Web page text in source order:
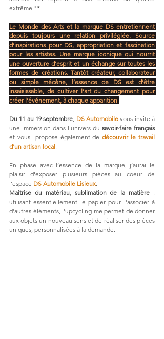
extrême."*
Le Monde des Arts et la marque DS entretiennent
depuis toujours une relation privilégiée. Source
d’inspirations pour DS, appropriation et fascination
pour les artistes. Une marque iconique qui nourrit
une ouverture d’esprit et un échange sur toutes les
formes de créations. Tantôt créateur, collaborateur
ou simple mécène, l’essence de DS est d’être
insaisissable, de cultiver l’art du changement pour
créer l’événement, à chaque apparition.
Du 11 au 19 septembre, DS Automobile vous invite à
une immersion dans l'univers du
et vous  propose également de découvrir le travail
d'un artisan local.
En phase avec l’essence de la marque, j’aurai le
plaisir d'exposer plusieurs pièces au coeur de
l'espace DS Automobile Lisieux.
Maîtrise du matériau, sublimation de la matière :
utilisant essentiellement le papier pour l’associer à
d’autres éléments, l’upcycling me permet de donner
aux objets un nouveau sens et de réaliser des pièces
uniques, personnalisées à la demande.